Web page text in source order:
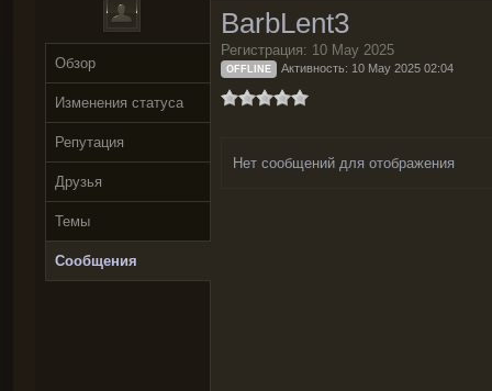
Обзор
Изменения статуса
Репутация
Друзья
Темы
Сообщения
BarbLent3
Регистрация: 10 May 2025
OFFLINE Активность: 10 May 2025 02:04
Нет сообщений для отображения